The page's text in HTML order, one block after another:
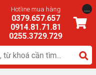
Hotline mua hàng
0379.657.657
0914.81.71.81
0255.3729.729
...